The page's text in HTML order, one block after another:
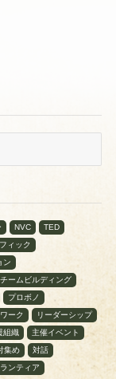
NVC
TED
ィック
ン
チームビルディング
プロボノ
ーク
リーダーシップ
組織
主催イベント
集め
対話
ンティア